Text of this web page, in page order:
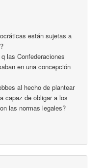
están sujetas a
las Confederaciones
en una concepción
al hecho de plantear
capaz de obligar a los
las normas legales?